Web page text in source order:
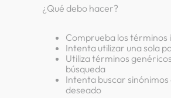
terrex
lavadora
¿Qué debo hacer?
Comprueba los términos
Intenta utilizar una sola
Utiliza términos
búsqueda
Intenta buscar
deseado